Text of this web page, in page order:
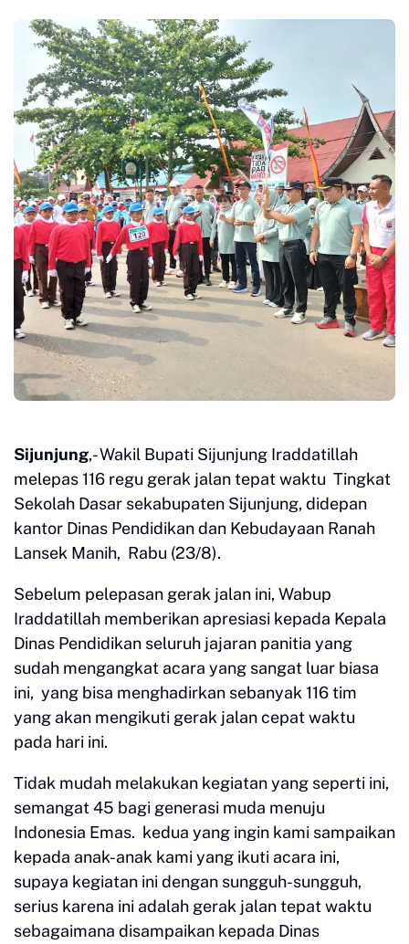
Sijunjung,- Wakil Bupati Sijunjung Iraddatillah
melepas 116 regu gerak jalan tepat waktu Tingkat
Sekolah Dasar sekabupaten Sijunjung, didepan
kantor Dinas Pendidikan dan Kebudayaan Ranah
Lansek Manih, Rabu (23/8).
Sebelum pelepasan gerak jalan ini, Wabup
Iraddatillah memberikan apresiasi kepada Kepala
Dinas Pendidikan seluruh jajaran panitia yang
sudah mengangkat acara yang sangat luar biasa
ini, yang bisa menghadirkan sebanyak 116 tim
yang akan mengikuti gerak jalan cepat waktu
pada hari ini.
Tidak mudah melakukan kegiatan yang seperti ini,
semangat 45 bagi generasi muda menuju
Indonesia Emas. kedua yang ingin kami sampaikan
kepada anak-anak kami yang ikuti acara ini,
supaya kegiatan ini dengan sungguh-sungguh,
serius karena ini adalah gerak jalan tepat waktu
sebagaimana disampaikan kepada Dinas